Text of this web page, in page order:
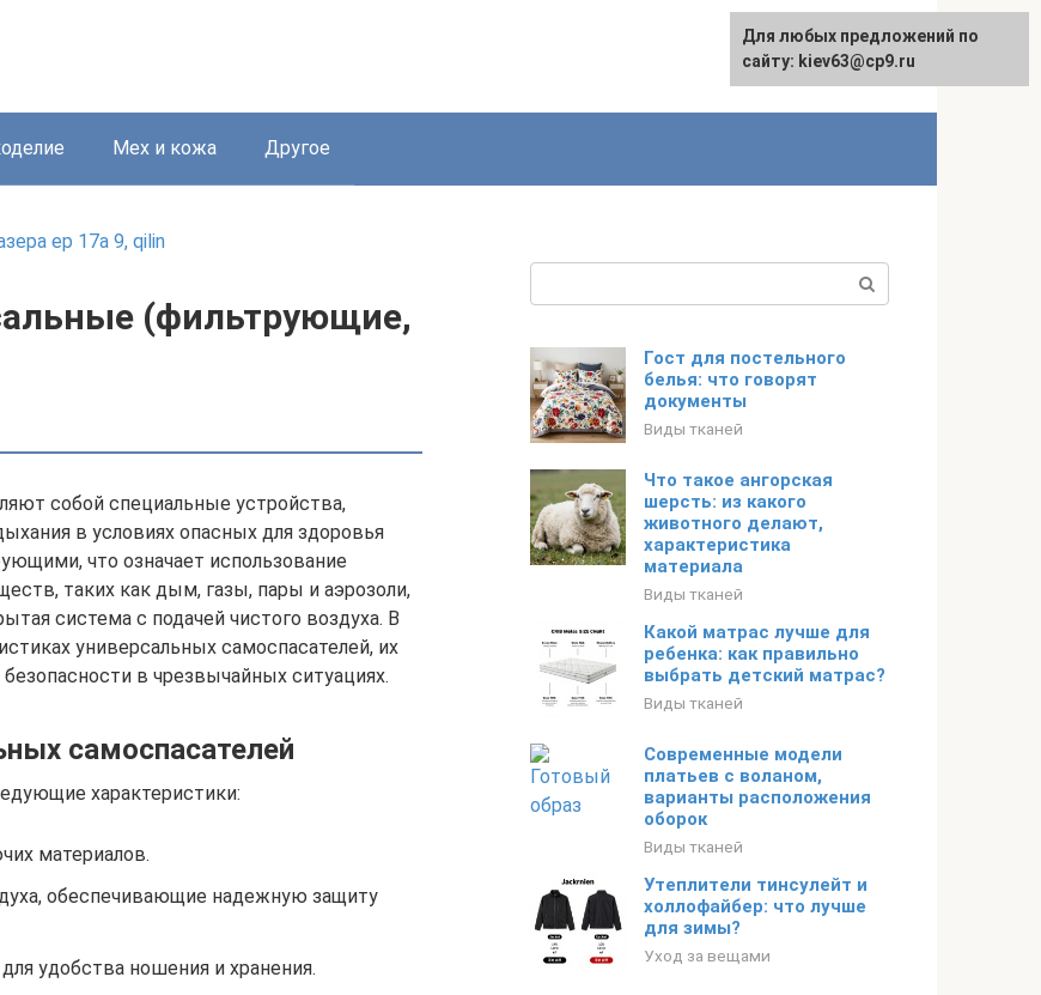
Мех и кожа Другое
ep 17a 9, qilin
(фильтрующие,
собой специальные устройства,
в условиях опасных для здоровья
что означает использование
таких как дым, газы, пары и аэрозоли,
система с подачей чистого воздуха. В
универсальных самоспасателей, их
в чрезвычайных ситуациях.
самоспасателей
характеристики:
материалов.
обеспечивающие надежную защиту
удобства ношения и хранения.
Гост для постельного
белья: что говорят
документы
Виды тканей
Что такое ангорская
шерсть: из какого
животного делают,
характеристика
материала
Виды тканей
Какой матрас лучше для
ребенка: как правильно
выбрать детский матрас?
Виды тканей
Современные модели
платьев с воланом,
варианты расположения
оборок
Виды тканей
Утеплители тинсулейт и
холлофайбер: что лучше
для зимы?
Уход за вещами
Для любых предложений по
сайту: kiev63@cp9.ru